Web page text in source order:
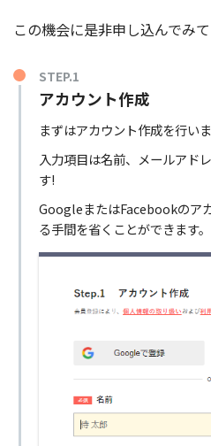
この機会に是非申し込んでみ
STEP.1
アカウント作成
まずはアカウント作成を行い
入力項目は名前、メールアド
す!
GoogleまたはFacebookのア
る手間を省くことができます。